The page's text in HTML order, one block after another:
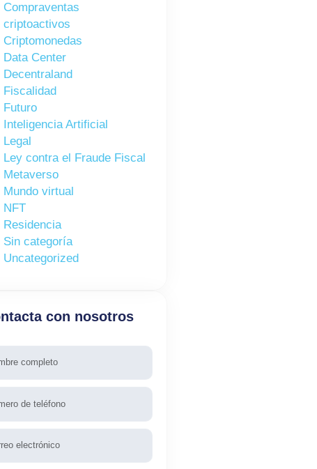
Compraventas
criptoactivos
Criptomonedas
Data Center
Decentraland
Fiscalidad
Futuro
Inteligencia Artificial
Legal
Ley contra el Fraude Fiscal
Metaverso
Mundo virtual
NFT
Residencia
Sin categoría
Uncategorized
con nosotros